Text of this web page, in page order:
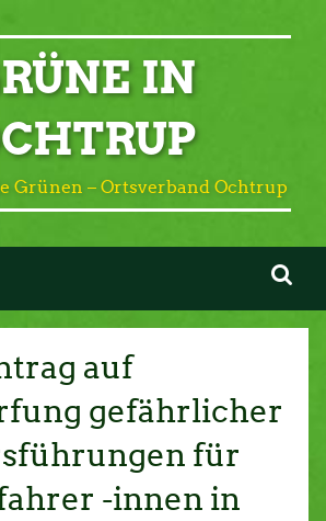
IN
Grünen – Ortsverband Ochtrup
auf
gefährlicher
für
-innen in